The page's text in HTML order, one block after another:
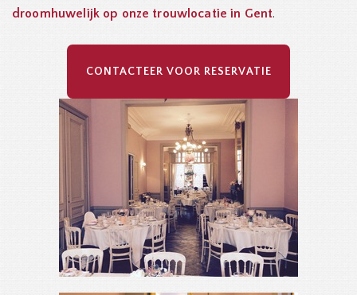
droomhuwelijk op onze trouwlocatie in Gent.
CONTACTEER VOOR RESERVATIE